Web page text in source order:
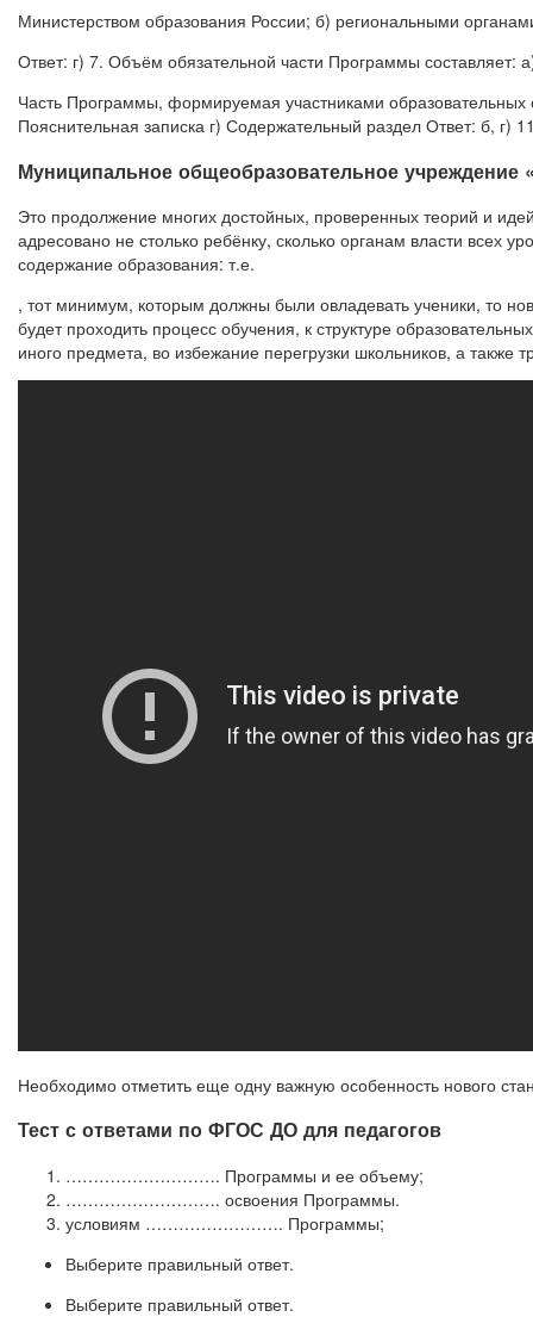
Министерством образования России; б) региональными
Ответ: г) 7. Объём обязательной части Программы
Часть Программы, формируемая участниками
Пояснительная записка г) Содержательный раздел Ответ: б, г)
Муниципальное общеобразовательное
Это продолжение многих достойных, проверенных теорий и
адресовано не столько ребёнку, сколько органам власти всех
содержание образования: т.е.
, тот минимум, которым должны были овладевать ученики, то
будет проходить процесс обучения, к структуре
иного предмета, во избежание перегрузки школьников, а также
Необходимо отметить еще одну важную особенность нового
Тест с ответами по ФГОС ДО для педагогов
………………………. Программы и ее объему;
………………………. освоения Программы.
условиям ……………………. Программы;
Выберите правильный ответ.
Выберите правильный ответ.